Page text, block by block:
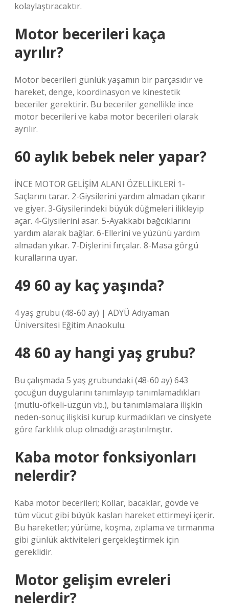
kolaylaştıracaktır.
Motor becerileri kaça
ayrılır?
Motor becerileri günlük yaşamın bir parçasıdır ve
hareket, denge, koordinasyon ve kinestetik
beceriler gerektirir. Bu beceriler genellikle ince
motor becerileri ve kaba motor becerileri olarak
ayrılır.
60 aylık bebek neler yapar?
İNCE MOTOR GELİŞİM ALANI ÖZELLİKLERİ 1-
Saçlarını tarar. 2-Giysilerini yardım almadan çıkarır
ve giyer. 3-Giysilerindeki büyük düğmeleri ilikleyip
açar. 4-Giysilerini asar. 5-Ayakkabı bağcıklarını
yardım alarak bağlar. 6-Ellerini ve yüzünü yardım
almadan yıkar. 7-Dişlerini fırçalar. 8-Masa görgü
kurallarına uyar.
49 60 ay kaç yaşında?
4 yaş grubu (48-60 ay) | ADYÜ Adıyaman
Üniversitesi Eğitim Anaokulu.
48 60 ay hangi yaş grubu?
Bu çalışmada 5 yaş grubundaki (48-60 ay) 643
çocuğun duygularını tanımlayıp tanımlamadıkları
(mutlu-öfkeli-üzgün vb.), bu tanımlamalara ilişkin
neden-sonuç ilişkisi kurup kurmadıkları ve cinsiyete
göre farklılık olup olmadığı araştırılmıştır.
Kaba motor fonksiyonları
nelerdir?
Kaba motor becerileri; Kollar, bacaklar, gövde ve
tüm vücut gibi büyük kasları hareket ettirmeyi içerir.
Bu hareketler; yürüme, koşma, zıplama ve tırmanma
gibi günlük aktiviteleri gerçekleştirmek için
gereklidir.
Motor gelişim evreleri
nelerdir?